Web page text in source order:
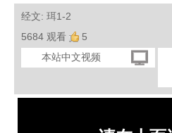
经文: 珥1-2
5684 观看
5
本站中文视频